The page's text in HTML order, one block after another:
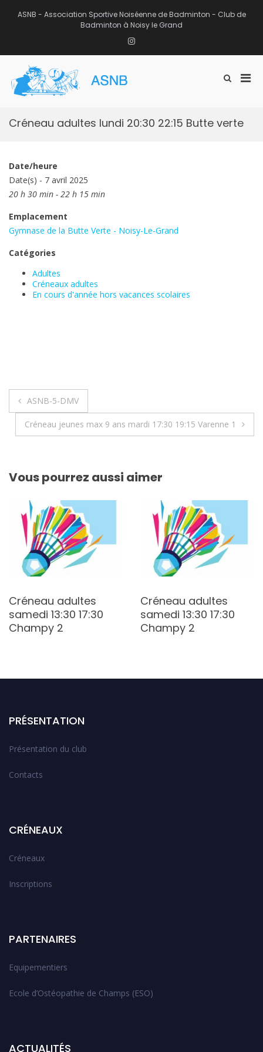
ASNB - Association Sportive Noiséenne de Badminton - Club de
Badminton à Noisy le Grand
Instagram
Afficher
recherche
Créneau adultes lundi 20:30 22:15 Butte verte
Date/heure
Date(s) - 7 avril 2025
20 h 30 min - 22 h 15 min
Emplacement
Gymnase de la Butte Verte - Noisy-Le-Grand
Catégories
Adultes
Créneaux adultes
En cours d'année hors vacances scolaires
Navigation
de
ASNB-5-DMV
Créneau jeunes max 9 ans mardi 17:30 19:15 Varenne 1
Vous pourrez aussi aimer
Créneau adultes
samedi 13:30 17:30
Champy 2
Créneau adultes
samedi 13:30 17:30
Champy 2
PRÉSENTATION
Présentation du club
Contacts
CRÉNEAUX
Créneaux
Inscriptions
PARTENAIRES
Equipementiers
Ecole d’Ostéopathie de Champs (ESO)
ACTUALITÉS